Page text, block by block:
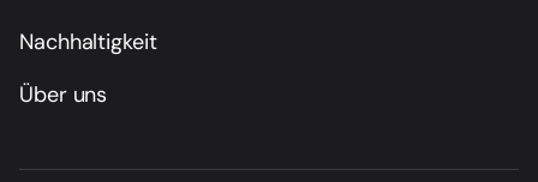
Nachhaltigkeit
Über uns